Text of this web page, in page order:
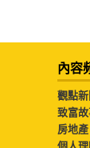
內容
觀點新
致富
房地產